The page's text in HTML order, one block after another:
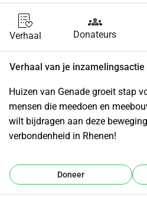
Verhaal
groups
Donateurs
Verhaal van je inzamelingsactie
Huizen van Genade groeit stap
mensen die meedoen en
wilt bijdragen aan deze
verbondenheid in Rhenen!
Doneer